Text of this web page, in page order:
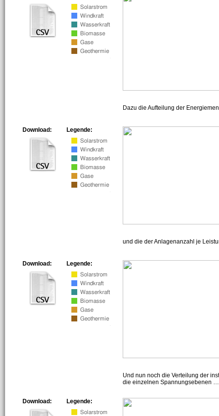
Dazu die Aufteilung der
Legende:
Download:
und die der Anlagenanzahl je
Legende:
Download:
Und nun noch die Verteilung der
die einzelnen Spannungsebenen
Legende:
Download: